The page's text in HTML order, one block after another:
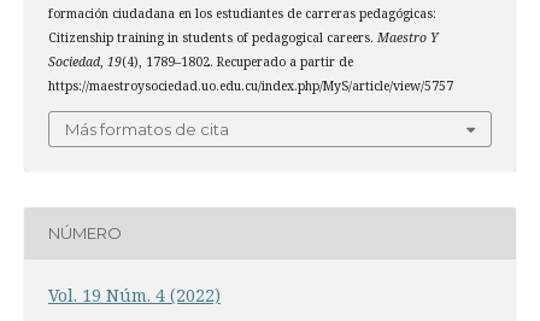
formación ciudadana en los estudiantes de carreras pedagógicas:
Citizenship training in students of pedagogical careers. Maestro Y
Sociedad, 19(4), 1789–1802. Recuperado a partir de
https://maestroysociedad.uo.edu.cu/index.php/MyS/article/view/5757
Más formatos de cita
NÚMERO
Vol. 19 Núm. 4 (2022)